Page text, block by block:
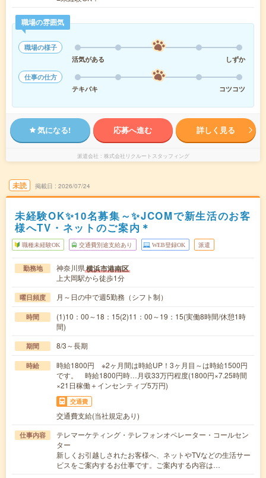
職場の雰囲気
職場の様子
活気がある
しずか
仕事の仕方
テキパキ
コツコツ
気になる! 応募へ進む 詳しく見る
派遣会社 株式会社リクルートスタッフィング
未読 掲載日 2026/07/24
未経験OK✨10名募集～✨JCOMで新生活のお客
様へTV・ネットのご案内＊
職種未経験OK 交通費別途支給あり WEB登録OK 派遣
勤務地 神奈川県横浜市港南区
上大岡駅から徒歩1分
曜日頻度 月～日の中で週5勤務（シフト制）
時間
(1)10：00～18：15(2)11：00～19：15(実働8時間/休憩1時
間)
期間 8/3～長期
時給
時給1800円 ※2ヶ月間は時給UP！3ヶ月目～は時給1500円
です。 時給1800円時…月収33万円程度(1800円×7.25時間
×21日稼働＋インセンティブ5万円)
交通費
交通費支給(当社規定あり)
仕事内容
テレマーケティング・テレフォンオペレーター・コールセン
ター
新しくお引越しされたお客様へ、ネットやTVなどの生活サー
ビスをご案内するお仕事です。ご案内する内容は…